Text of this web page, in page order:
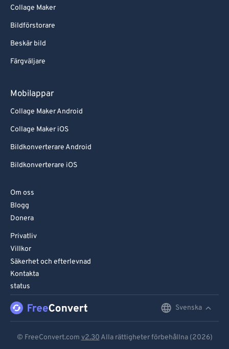
Collage Maker
Bildförstorare
Beskär bild
Färgväljare
Mobilappar
Collage Maker Android
Collage Maker iOS
Bildkonverterare Android
Bildkonverterare iOS
Om oss
Blogg
Donera
Privatliv
Villkor
Säkerhet och efterlevnad
Kontakta
status
Svenska
© FreeConvert.com v2.30 Alla rättigheter förbehållna (2026)